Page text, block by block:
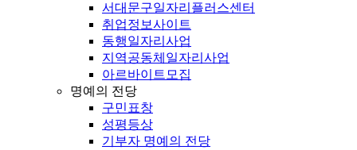
서대문구일자리플러스센터
취업정보사이트
동행일자리사업
지역공동체일자리사업
아르바이트모집
명예의 전당
구민표창
성평등상
기부자 명예의 전당